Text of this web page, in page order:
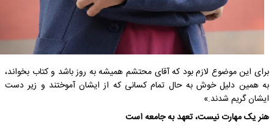
برای این موضوع لازم بود که آقای محتشم همیشه به روز باشد و کتاب بخواند،
به همین دلیل خوش به حال تمام کسانی که از ایشان آموختند و زیر دست
ایشان گریم شدند.»
هنر یک مهارت نیست، تعهد به جامعه است